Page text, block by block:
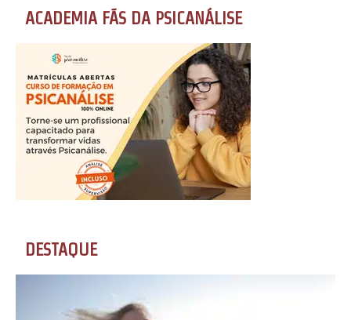
ACADEMIA FÃS DA PSICANÁLISE
DESTAQUE